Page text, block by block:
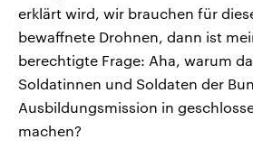
erklärt wird, wir brauchen für
bewaffnete Drohnen, dann ist
berechtigte Frage: Aha, warum
Soldatinnen und Soldaten der
Ausbildungsmission in
machen?